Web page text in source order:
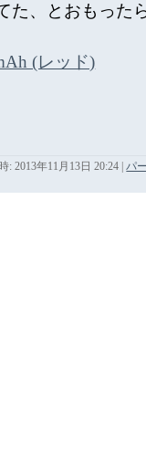
た、とおもった
(レッド)
: 2013年11月13日 20:24 パ